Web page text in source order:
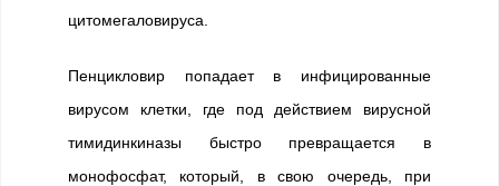
цитомегаловируса.
Пенцикловир попадает в инфицированные
вирусом клетки, где под действием вирусной
тимидинкиназы быстро превращается в
монофосфат, который, в свою очередь, при